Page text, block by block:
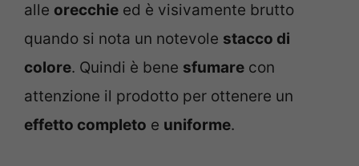
alle orecchie ed è visivamente brutto
quando si nota un notevole stacco di
colore. Quindi è bene sfumare con
attenzione il prodotto per ottenere un
effetto completo e uniforme.